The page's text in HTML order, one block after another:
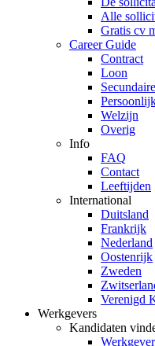
Alle
Gratis cv
Career Guide
Contract
Loon
Welzijn
Overig
Info
FAQ
Contact
Leeftijden
International
Duitsland
Frankrijk
Nederland
Oostenrijk
Zweden
Verenigd
Werkgevers
Kandidaten